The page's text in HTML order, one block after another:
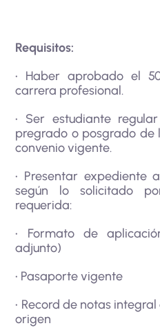
Requisitos:
• Haber aprobado el
carrera profesional.
• Ser estudiante
pregrado o posgrado de
convenio vigente.
• Presentar expediente
según lo solicitado
requerida:
• Formato de
adjunto)
• Pasaporte vigente
• Record de notas
origen